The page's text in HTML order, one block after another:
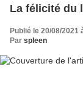
La félicité du
Publié le 20/08/2021
Par spleen